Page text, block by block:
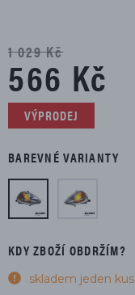
1 029 Kč
566 Kč
VÝPRODEJ
BAREVNÉ VARIANTY
KDY ZBOŽÍ OBDRŽÍM?
skladem jeden kus